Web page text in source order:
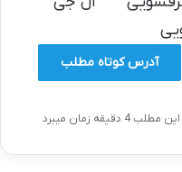
آدرس کوتاه مطلب
4 دقیقه زمان میبرد